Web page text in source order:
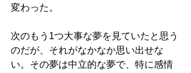
変わった。
次のもう1つ大事な夢を見ていたと思う
のだが、それがなかなか思い出せな
い。その夢は中立的な夢で、特に感情